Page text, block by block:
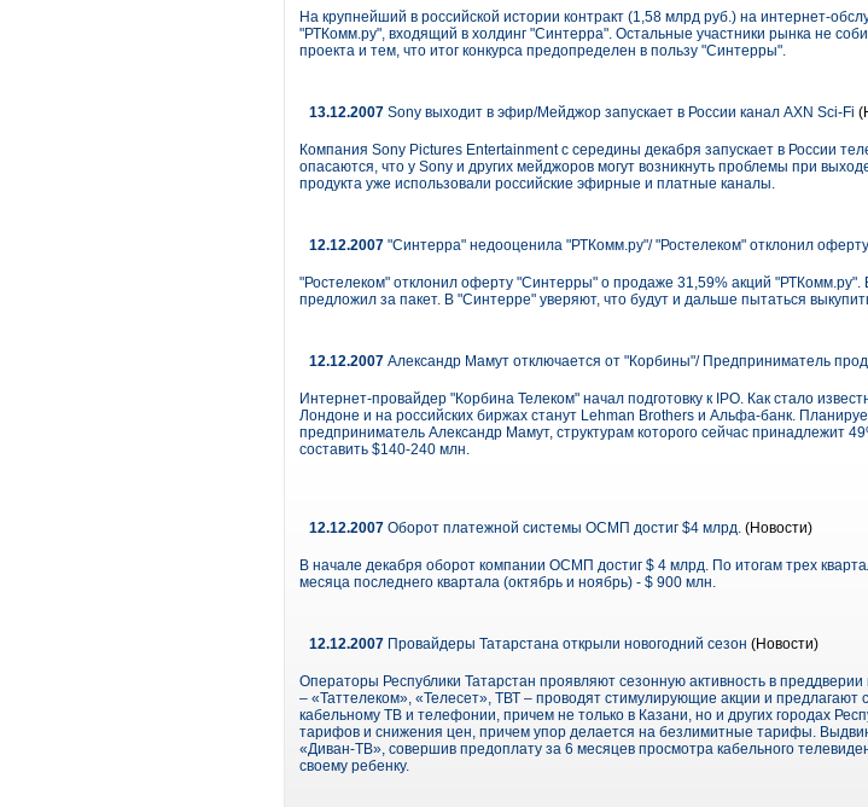
На крупнейший в российской истории контракт (1,58 млрд руб.) на интернет-
"РТКомм.ру", входящий в холдинг "Синтерра". Остальные участники рынка не
проекта и тем, что итог конкурса предопределен в пользу "Синтерры".
13.12.2007 Sony выходит в эфир/Мейджор запускает в России канал AXN Sci-Fi
Компания Sony Pictures Entertainment с середины декабря запускает в России
опасаются, что у Sony и других мейджоров могут возникнуть проблемы при
продукта уже использовали российские эфирные и платные каналы.
12.12.2007 "Синтерра" недооценила "РТКомм.ру"/ "Ростелеком" отклонил
"Ростелеком" отклонил оферту "Синтерры" о продаже 31,59% акций "РТКомм.ру".
предложил за пакет. В "Синтерре" уверяют, что будут и дальше пытаться
12.12.2007 Александр Мамут отключается от "Корбины"/ Предприниматель
Интернет-провайдер "Корбина Телеком" начал подготовку к IPO. Как стало
Лондоне и на российских биржах станут Lehman Brothers и Альфа-банк.
предприниматель Александр Мамут, структурам которого сейчас принадлежит
составить $140-240 млн.
12.12.2007 Оборот платежной системы ОСМП достиг $4 млрд. (Новости)
В начале декабря оборот компании ОСМП достиг $ 4 млрд. По итогам трех
месяца последнего квартала (октябрь и ноябрь) - $ 900 млн.
12.12.2007 Провайдеры Татарстана открыли новогодний сезон (Новости)
Операторы Республики Татарстан проявляют сезонную активность в
– «Таттелеком», «Телесет», ТВТ – проводят стимулирующие акции и предлагают
кабельному ТВ и телефонии, причем не только в Казани, но и других городах
тарифов и снижения цен, причем упор делается на безлимитные тарифы.
«Диван-ТВ», совершив предоплату за 6 месяцев просмотра кабельного
своему ребенку.